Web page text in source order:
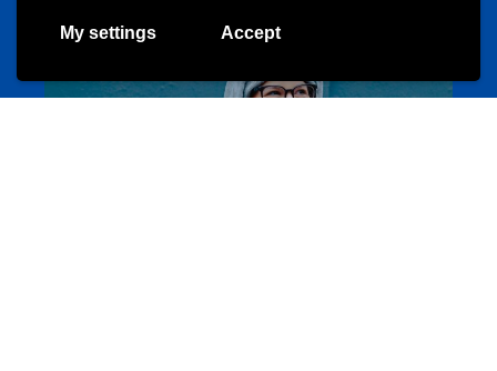
My settings Accept
Portails